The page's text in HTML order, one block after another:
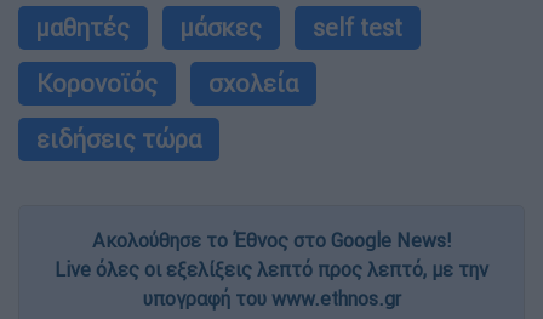
μαθητές μάσκες
self test
Κορονοϊός
σχολεία
ειδήσεις τώρα
Ακολούθησε το Έθνος στο Google News!
Live όλες οι εξελίξεις λεπτό προς λεπτό, με την
υπογραφή του www.ethnos.gr